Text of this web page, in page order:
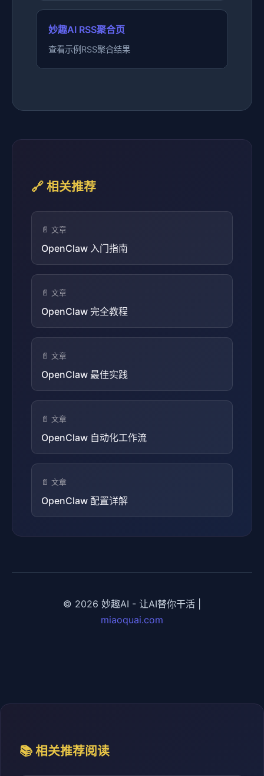
妙趣AI RSS聚合页
查看示例RSS聚合结果
🔗 相关推荐
📄 文章
OpenClaw 入门指南
📄 文章
OpenClaw 完全教程
📄 文章
OpenClaw 最佳实践
📄 文章
OpenClaw 自动化工作流
📄 文章
OpenClaw 配置详解
© 2026 妙趣AI - 让AI替你干活 |
miaoquai.com
📚 相关推荐阅读